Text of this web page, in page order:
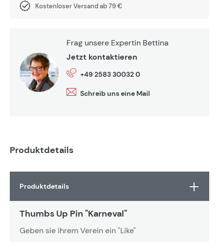
Kostenloser Versand ab 79 €
Frag unsere Expertin Bettina
Jetzt kontaktieren
+49 2583 30032 0
Schreib uns eine Mail
Produktdetails
Produktdetails
Thumbs Up Pin "Karneval"
Geben sie ihrem Verein ein "Like"